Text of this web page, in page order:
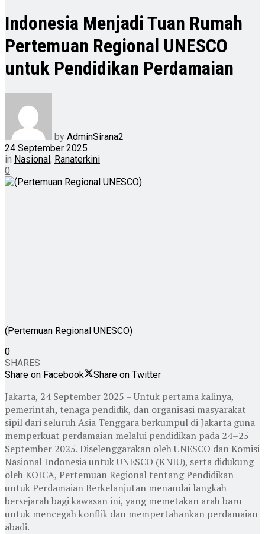
Indonesia Menjadi Tuan Rumah
Pertemuan Regional UNESCO
untuk Pendidikan Perdamaian
by AdminSirana2
24 September 2025
in Nasional, Ranaterkini
0
(Pertemuan Regional UNESCO)
0
SHARES
Share on Facebook
Share on Twitter
Jakarta, 24 September 2025 – Untuk pertama kalinya,
pemerintah, tenaga pendidik, dan organisasi masyarakat
sipil dari seluruh Asia Tenggara berkumpul di Jakarta guna
memperkuat perdamaian melalui pendidikan pada 24–25
September 2025. Diselenggarakan oleh UNESCO dan Komisi
Nasional Indonesia untuk UNESCO (KNIU), serta didukung
oleh KOICA, Pertemuan Regional tentang Pendidikan
untuk Perdamaian Berkelanjutan menandai langkah
bersejarah bagi kawasan ini, yang memetakan arah baru
untuk mencegah konflik dan mempertahankan perdamaian
abadi.